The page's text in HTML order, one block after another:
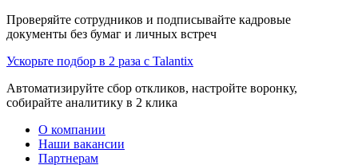
Проверяйте сотрудников и подписывайте кадровые
документы без бумаг и личных встреч
Ускорьте подбор в 2 раза с Talantix
Автоматизируйте сбор откликов, настройте воронку,
собирайте аналитику в 2 клика
О компании
Наши вакансии
Партнерам